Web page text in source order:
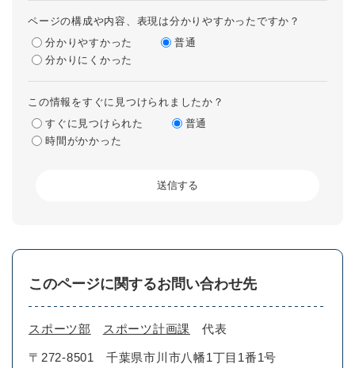
ページの構成や内容、表現は分かりやすかったですか？
分かりやすかった
普通
分かりにくかった
この情報をすぐに見つけられましたか？
すぐに見つけられた
普通
時間がかかった
このページに関するお問い合わせ先
スポーツ部 スポーツ計画課 代表
〒272-8501
千葉県市川市八幡1丁目1番1号